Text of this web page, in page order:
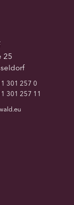
25
301 257 0
301 257 11